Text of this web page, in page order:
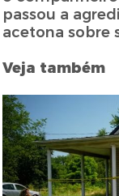
passou a
acetona sobre
Veja também